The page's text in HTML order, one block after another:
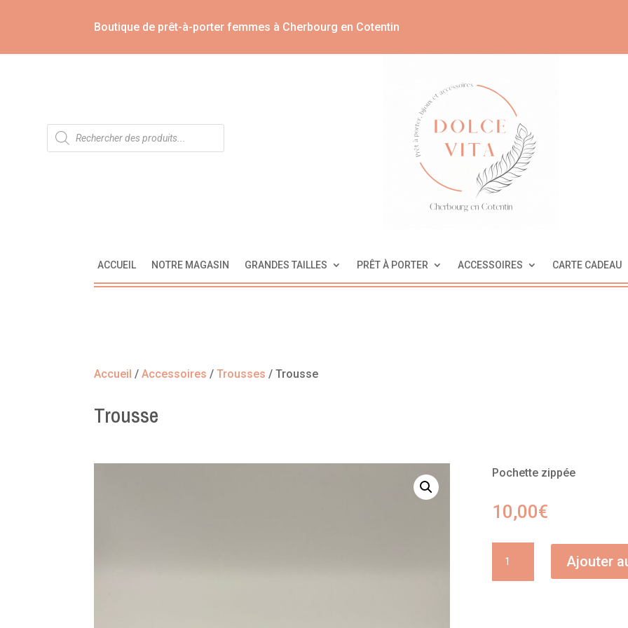
Boutique de prêt-à-porter femmes à Cherbourg en Cotentin
Recherche
de
produits
ACCUEIL NOTRE MAGASIN GRANDES TAILLES PRÊT À PORTER ACCESSOIRES CARTE CADEAU
Accueil /Accessoires /Trousses / Trousse
Trousse
Pochette zippée
10,00€
Ajouter